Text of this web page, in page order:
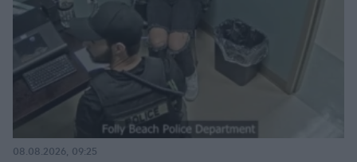
08.08.2026, 09:25